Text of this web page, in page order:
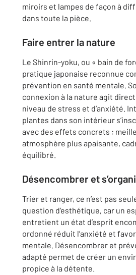
miroirs et lampes de façon à
dans toute la pièce.
Faire entrer la nature
Le Shinrin-yoku, ou « bain de
pratique japonaise reconnue
prévention en santé mentale.
connexion à la nature agit
niveau de stress et d’anxiété.
plantes dans son intérieur
avec des effets concrets :
atmosphère plus apaisante,
équilibré.
Désencombrer et
Trier et ranger, ce n’est pas
question d’esthétique, car un
entretient un état d’esprit
ordonné réduit l’anxiété et
mentale. Désencombrer et
adapté permet de créer un
propice à la détente.